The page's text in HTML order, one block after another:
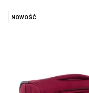
NOWOŚĆ